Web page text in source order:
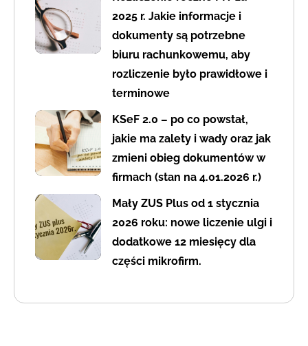
2025 r. Jakie informacje i
dokumenty są potrzebne
biuru rachunkowemu, aby
rozliczenie było prawidłowe i
terminowe
KSeF 2.0 – po co powstał,
jakie ma zalety i wady oraz jak
zmieni obieg dokumentów w
firmach (stan na 4.01.2026 r.)
Mały ZUS Plus od 1 stycznia
2026 roku: nowe liczenie ulgi i
dodatkowe 12 miesięcy dla
części mikrofirm.